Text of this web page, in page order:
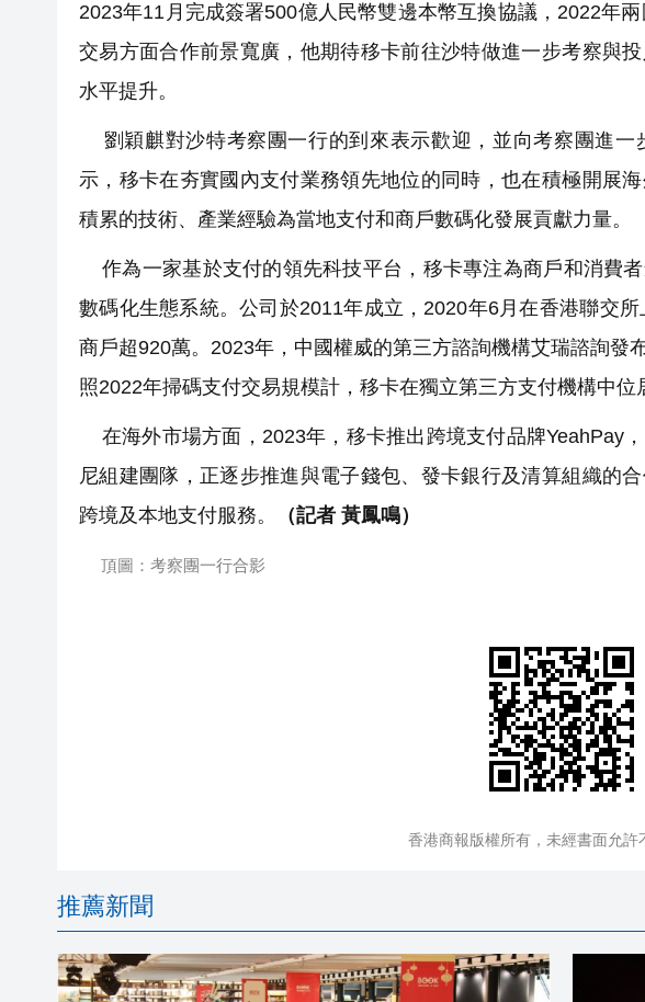
2023年11月完成簽署500億人民幣雙邊本幣互換協議，2022年
交易方面合作前景寬廣，他期待移卡前往沙特做進一步考察與
水平提升。
劉穎麒對沙特考察團一行的到來表示歡迎，並向考察團進一
示，移卡在夯實國內支付業務領先地位的同時，也在積極開展
積累的技術、產業經驗為當地支付和商戶數碼化發展貢獻力量。
作為一家基於支付的領先科技平台，移卡專注為商戶和消費
數碼化生態系統。公司於2011年成立，2020年6月在香港聯交
商戶超920萬。2023年，中國權威的第三方諮詢機構艾瑞諮詢發
照2022年掃碼支付交易規模計，移卡在獨立第三方支付機構中位
在海外市場方面，2023年，移卡推出跨境支付品牌YeahPay
尼組建團隊，正逐步推進與電子錢包、發卡銀行及清算組織的
跨境及本地支付服務。
（記者 黃鳳鳴）
頂圖：考察團一行合影
香港商報版權所有，未經書面允許
推薦新聞